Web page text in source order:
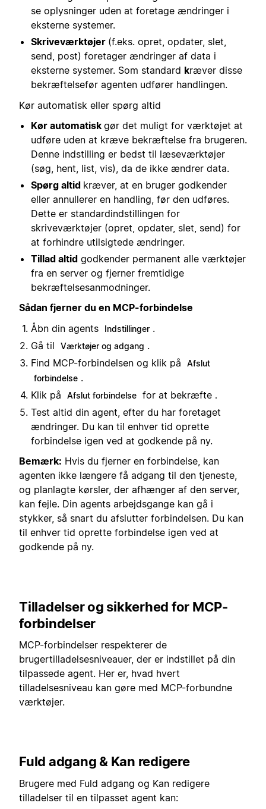
se oplysninger uden at foretage ændringer i
eksterne systemer.
Skriveværktøjer (f.eks. opret, opdater, slet,
send, post) foretager ændringer af data i
eksterne systemer. Som standard kræver disse
bekræftelsefør agenten udfører handlingen.
Kør automatisk eller spørg altid
Kør automatisk gør det muligt for værktøjet at
udføre uden at kræve bekræftelse fra brugeren.
Denne indstilling er bedst til læseværktøjer
(søg, hent, list, vis), da de ikke ændrer data.
Spørg altid kræver, at en bruger godkender
eller annullerer en handling, før den udføres.
Dette er standardindstillingen for
skriveværktøjer (opret, opdater, slet, send) for
at forhindre utilsigtede ændringer.
Tillad altid godkender permanent alle værktøjer
fra en server og fjerner fremtidige
bekræftelsesanmodninger.
Sådan fjerner du en MCP-forbindelse
Åbn din agents
Indstillinger .
Gå til
Værktøjer og adgang .
Find MCP-forbindelsen og klik på
Afslut
forbindelse .
Klik på
Afslut forbindelse for at bekræfte .
Test altid din agent, efter du har foretaget
ændringer. Du kan til enhver tid oprette
forbindelse igen ved at godkende på ny.
Bemærk: Hvis du fjerner en forbindelse, kan
agenten ikke længere få adgang til den tjeneste,
og planlagte kørsler, der afhænger af den server,
kan fejle. Din agents arbejdsgange kan gå i
stykker, så snart du afslutter forbindelsen. Du kan
til enhver tid oprette forbindelse igen ved at
godkende på ny.
Tilladelser og sikkerhed for MCP-
forbindelser
MCP-forbindelser respekterer de
brugertilladelsesniveauer, der er indstillet på din
tilpassede agent. Her er, hvad hvert
tilladelsesniveau kan gøre med MCP-forbundne
værktøjer.
Fuld adgang & Kan redigere
Brugere med Fuld adgang og Kan redigere
tilladelser til en tilpasset agent kan: